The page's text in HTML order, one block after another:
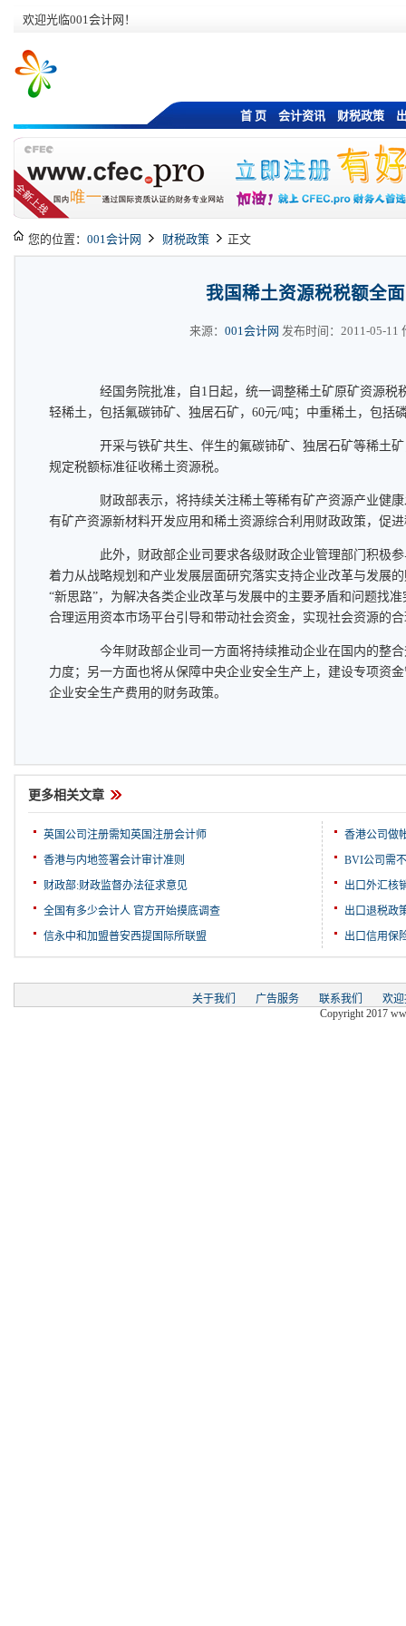
欢迎光临001会计网！
首 页 会计资讯 财税政策
您的位置： 001会计网 财税政策 正文
我国稀土资源税税额全
来源： 001会计网 发布时间：2011-05-11
经国务院批准，自1日起，统一调整稀土矿原矿资源税
轻稀土，包括氟碳铈矿、独居石矿，60元/吨；中重稀土，包括
开采与铁矿共生、伴生的氟碳铈矿、独居石矿等稀土矿
规定税额标准征收稀土资源税。
财政部表示，将持续关注稀土等稀有矿产资源产业健康
有矿产资源新材料开发应用和稀土资源综合利用财政政策，促
此外，财政部企业司要求各级财政企业管理部门积极参
着力从战略规划和产业发展层面研究落实支持企业改革与发展
“新思路”，为解决各类企业改革与发展中的主要矛盾和问题找
合理运用资本市场平台引导和带动社会资金，实现社会资源的
今年财政部企业司一方面将持续推动企业在国内的整合
力度；另一方面也将从保障中央企业安全生产上，建设专项资
企业安全生产费用的财务政策。
更多相关文章
英国公司注册需知英国注册会计师
香港与内地签署会计审计准则
财政部:财政监督办法征求意见
全国有多少会计人 官方开始摸底调查
信永中和加盟普安西提国际所联盟
香港公司做
BVI公司需
出口外汇核
出口退税政
出口信用保
关于我们 广告服务 联系我们
欢
Copyright 2017